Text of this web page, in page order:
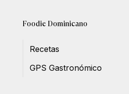
Foodie Dominicano
Recetas
GPS Gastronómico